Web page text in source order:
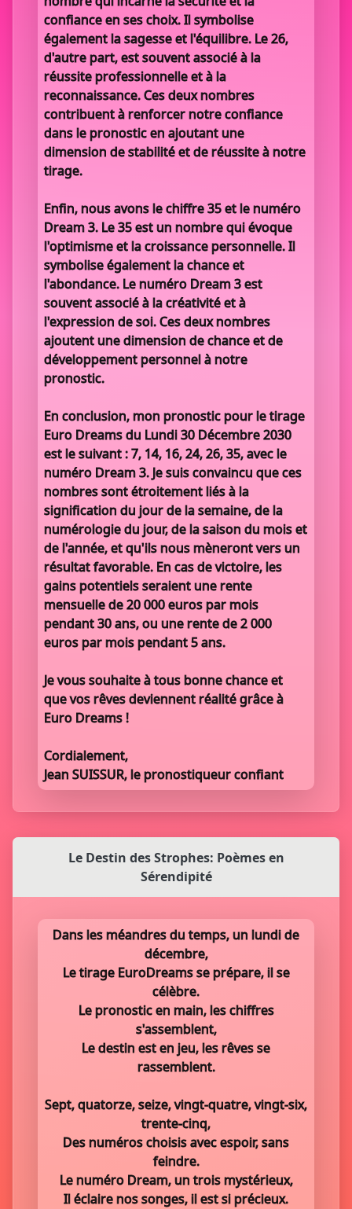
confiance en ses choix. Il symbolise
également la sagesse et l'équilibre. Le 26,
d'autre part, est souvent associé à la
réussite professionnelle et à la
reconnaissance. Ces deux nombres
contribuent à renforcer notre confiance
dans le pronostic en ajoutant une
dimension de stabilité et de réussite à notre
tirage.
Enfin, nous avons le chiffre 35 et le numéro
Dream 3. Le 35 est un nombre qui évoque
l'optimisme et la croissance personnelle. Il
symbolise également la chance et
l'abondance. Le numéro Dream 3 est
souvent associé à la créativité et à
l'expression de soi. Ces deux nombres
ajoutent une dimension de chance et de
développement personnel à notre
pronostic.
En conclusion, mon pronostic pour le tirage
Euro Dreams du Lundi 30 Décembre 2030
est le suivant : 7, 14, 16, 24, 26, 35, avec le
numéro Dream 3. Je suis convaincu que ces
nombres sont étroitement liés à la
signification du jour de la semaine, de la
numérologie du jour, de la saison du mois et
de l'année, et qu'ils nous mèneront vers un
résultat favorable. En cas de victoire, les
gains potentiels seraient une rente
mensuelle de 20 000 euros par mois
pendant 30 ans, ou une rente de 2 000
euros par mois pendant 5 ans.
Je vous souhaite à tous bonne chance et
que vos rêves deviennent réalité grâce à
Euro Dreams !
Cordialement,
Jean SUISSUR, le pronostiqueur confiant
Le Destin des Strophes: Poèmes en
Sérendipité
Dans les méandres du temps, un lundi de
décembre,
Le tirage EuroDreams se prépare, il se
célèbre.
Le pronostic en main, les chiffres
s'assemblent,
Le destin est en jeu, les rêves se
rassemblent.
Sept, quatorze, seize, vingt-quatre, vingt-six,
trente-cinq,
Des numéros choisis avec espoir, sans
feindre.
Le numéro Dream, un trois mystérieux,
Il éclaire nos songes, il est si précieux.